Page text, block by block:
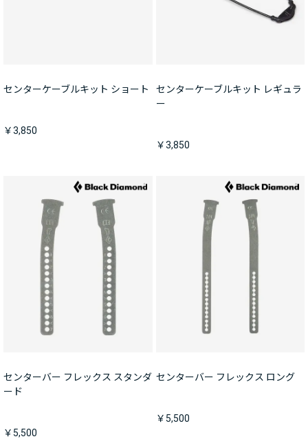
センターケーブルキット ショート
￥3,850
センターケーブルキット レギュラ
ー
￥3,850
センターバー フレックス スタンダ
ード
￥5,500
センターバー フレックス ロング
￥5,500